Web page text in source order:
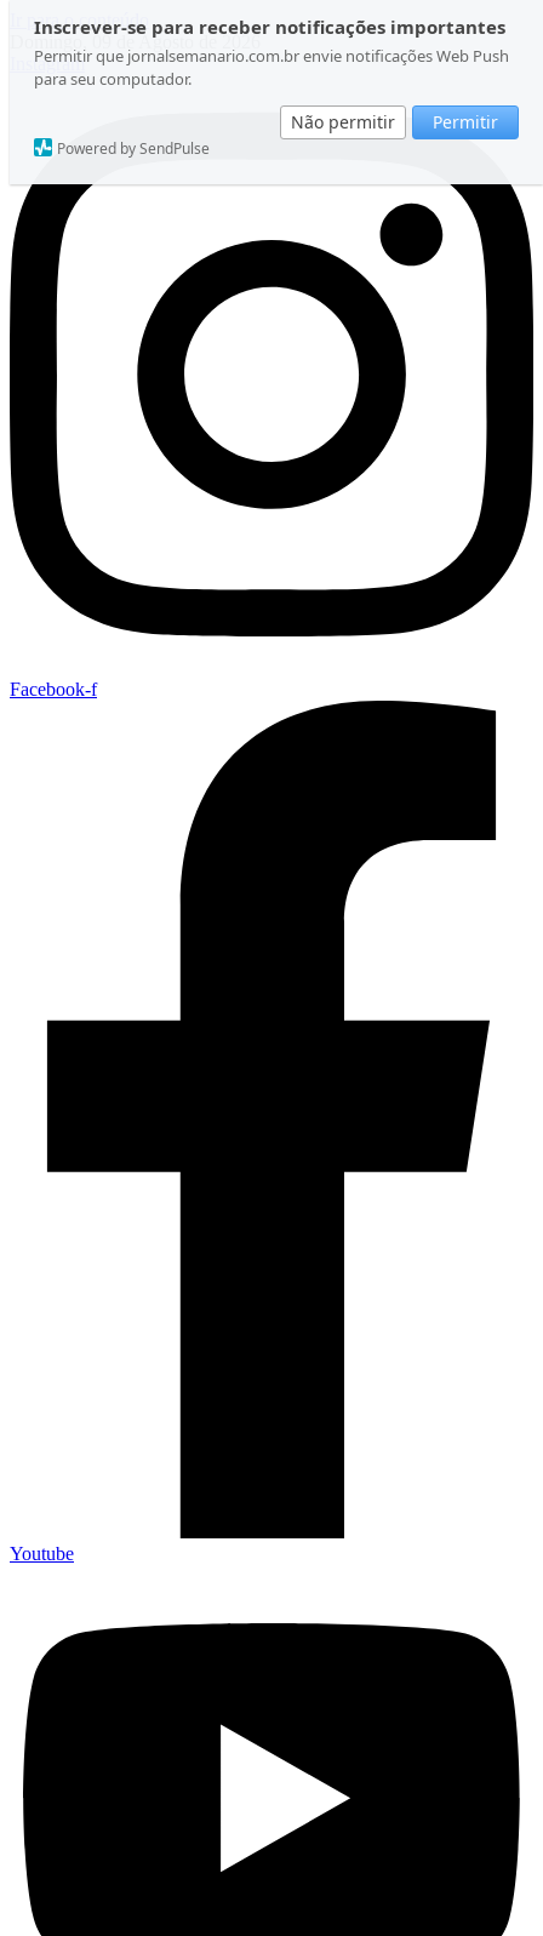
Inscrever-se para receber notificações importantes
Permitir que jornalsemanario.com.br envie notificações Web Push
para seu computador.
Não permitir Permitir
Powered by SendPulse
Ir para o conteúdo
Domingo, 09 de Agosto de 2026
Instagram
Facebook-f
Youtube